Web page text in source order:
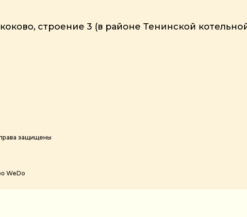
строение 3 (в районе Тенинской
защищены
WeDo